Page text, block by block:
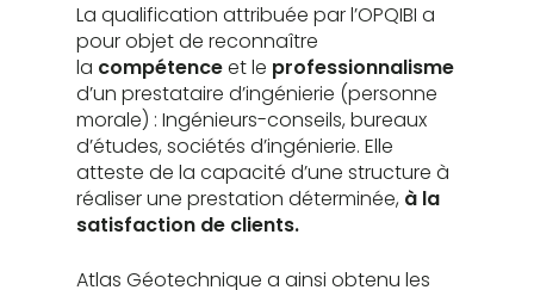
La qualification attribuée par l’OPQIBI a
pour objet de reconnaître
la compétenceet le professionnalisme
d’un prestataire d’ingénierie (personne
morale) : Ingénieurs-conseils, bureaux
d’études, sociétés d’ingénierie. Elle
atteste de la capacité d’une structure à
réaliser une prestation déterminée, à la
satisfaction de clients.
Atlas Géotechnique a ainsi obtenu les